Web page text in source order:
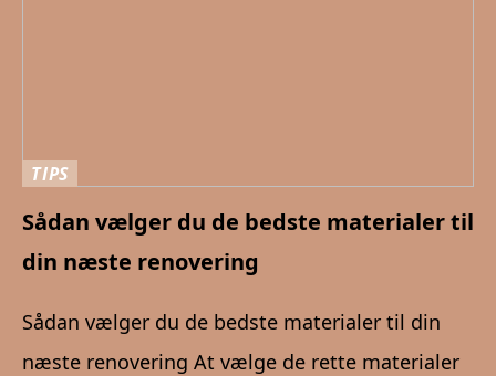
TIPS
Sådan vælger du de bedste materialer til
din næste renovering
Sådan vælger du de bedste materialer til din
næste renovering At vælge de rette materialer